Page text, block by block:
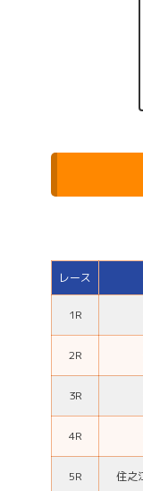
レース
1R
2R
3R
4R
5R 住之